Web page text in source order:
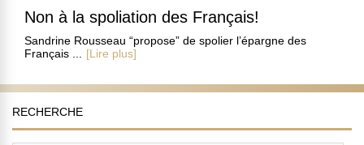
Non à la spoliation des Français!
Sandrine Rousseau “propose” de spolier l’épargne des
Français ...
[Lire plus]
RECHERCHE